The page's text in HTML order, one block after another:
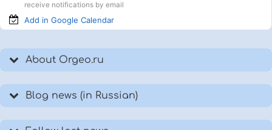
receive notifications by email
Add in Google Calendar
About Orgeo.ru
Blog news (in Russian)